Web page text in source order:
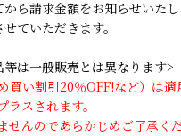
ら請求金額をお知らせいたし
ていただきます。
は一般販売とは異なります>
い割引20％OFF!など）は適
スされます。
んのであらかじめご了承くだ